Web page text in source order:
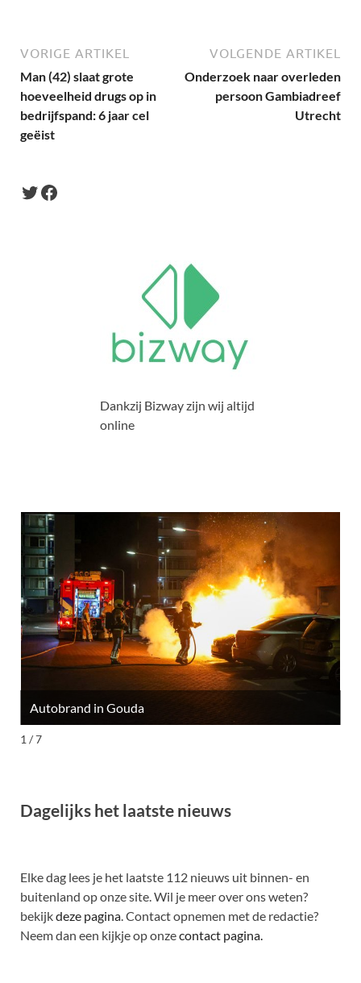
VORIGE ARTIKEL
Man (42) slaat grote
hoeveelheid drugs op in
bedrijfspand: 6 jaar cel
geëist
VOLGENDE ARTIKEL
Onderzoek naar overleden
persoon Gambiadreef
Utrecht
Dankzij Bizway zijn wij altijd
online
Autobrand in Gouda
1 / 7
Dagelijks het laatste nieuws
Elke dag lees je het laatste 112 nieuws uit binnen- en
buitenland op onze site. Wil je meer over ons weten?
bekijkdeze pagina. Contact opnemen met de redactie?
Neem dan een kijkje op onzecontact pagina.